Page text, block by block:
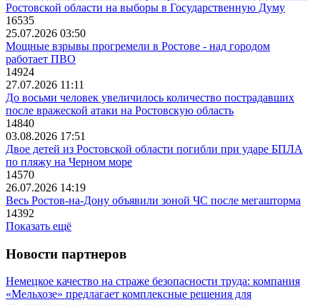
Ростовской области на выборы в Государственную Думу
16535
25.07.2026 03:50
Мощные взрывы прогремели в Ростове - над городом
работает ПВО
14924
27.07.2026 11:11
До восьми человек увеличилось количество пострадавших
после вражеской атаки на Ростовскую область
14840
03.08.2026 17:51
Двое детей из Ростовской области погибли при ударе БПЛА
по пляжу на Черном море
14570
26.07.2026 14:19
Весь Ростов-на-Дону объявили зоной ЧС после мегашторма
14392
Показать ещё
Новости партнеров
Немецкое качество на страже безопасности труда: компания
«Мельхозе» предлагает комплексные решения для